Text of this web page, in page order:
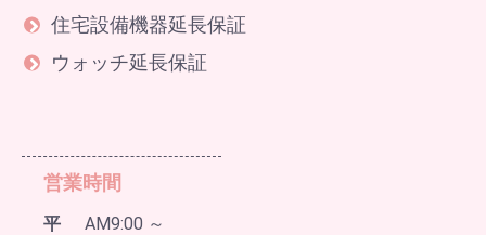
住宅設備機器延長保証
ウォッチ延長保証
営業時間
平
AM9:00 ～